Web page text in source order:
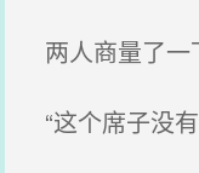
两人商量了一
“这个席子没